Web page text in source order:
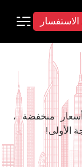
منخفضة ،
الأولى!